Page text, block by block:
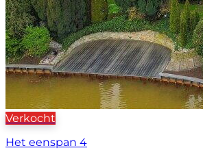
Verkocht
Het eenspan 4